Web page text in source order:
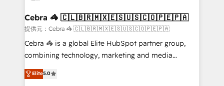
CS: 245% organic growth & +751% new visitors for a
full-funnel HubSpot project ✨ CS: 415% conversion
boost with a new HubSpot site Recognized leaders:
🏆 HubSpot Platform Migration Impact Award 🏆
Inbound Campaign of the Year 🏆 Gold AVA Digital
Cebra 🦓 🇨🇱🇧🇷🇲🇽🇪🇸🇺🇸🇨🇴🇵🇪🇵🇦
提供元：Cebra 🦓 🇨🇱🇧🇷🇲🇽🇪🇸🇺🇸🇨🇴🇵🇪🇵🇦
Cebra 🦓 is a global Elite HubSpot partner group,
combining technology, marketing and media
expertise across Latin America and Southern
Europe, with teams across 7 countries. Born in Chile,
Elite5.0